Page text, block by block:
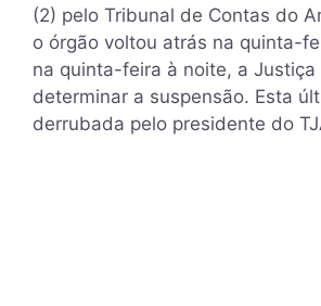
(2) pelo Tribunal de Contas do
o órgão voltou atrás na quinta-
na quinta-feira à noite, a Justiça
determinar a suspensão. Esta
derrubada pelo presidente do